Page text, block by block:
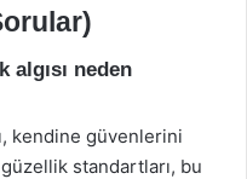
neden
kendine güvenlerini
standartları, bu